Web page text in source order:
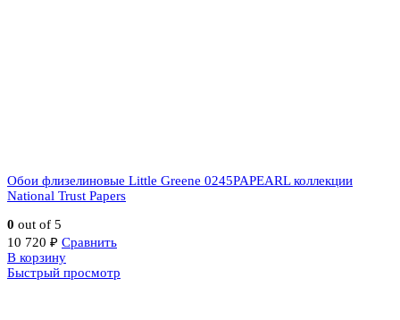
Обои флизелиновые Little Greene 0245PAPEARL коллекции
National Trust Papers
0 out of 5
10 720 ₽ Сравнить
В корзину
Быстрый просмотр